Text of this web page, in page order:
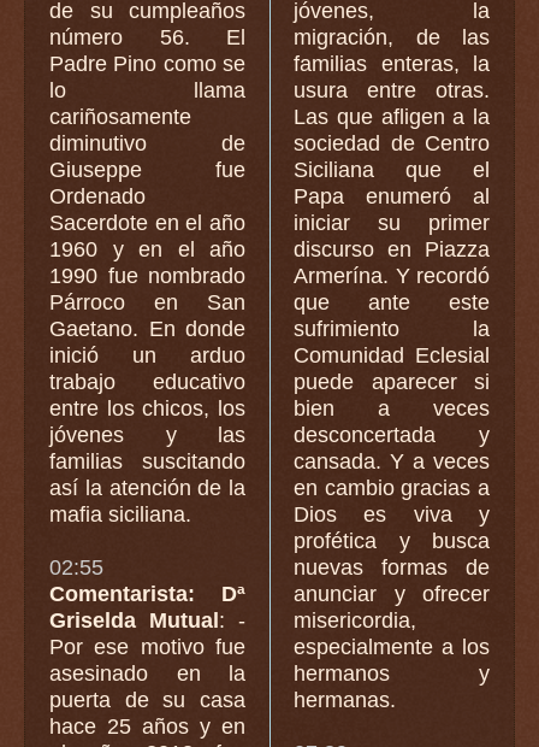
de su cumpleaños
número 56. El
Padre Pino como se
lo llama
cariñosamente
diminutivo de
Giuseppe fue
Ordenado
Sacerdote en el año
1960 y en el año
1990 fue nombrado
Párroco en San
Gaetano. En donde
inició un arduo
trabajo educativo
entre los chicos, los
jóvenes y las
familias suscitando
así la atención de la
mafia siciliana.
02:55
Comentarista: Dª
Griselda Mutual: -
Por ese motivo fue
asesinado en la
puerta de su casa
hace 25 años y en
jóvenes, la
migración, de las
familias enteras, la
usura entre otras.
Las que afligen a la
sociedad de Centro
Siciliana que el
Papa enumeró al
iniciar su primer
discurso en Piazza
Armerína. Y recordó
que ante este
sufrimiento la
Comunidad Eclesial
puede aparecer si
bien a veces
desconcertada y
cansada. Y a veces
en cambio gracias a
Dios es viva y
profética y busca
nuevas formas de
anunciar y ofrecer
misericordia,
especialmente a los
hermanos y
hermanas.